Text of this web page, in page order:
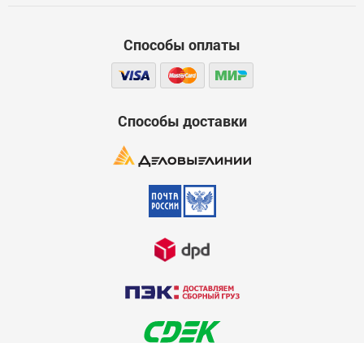
Отметьте эту опцию, если вы хотите опубликовать отзыв
Отмена
Способы оплаты
Способы доставки